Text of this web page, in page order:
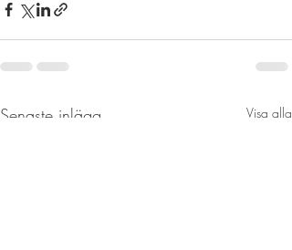
Senaste inlägg Visa alla